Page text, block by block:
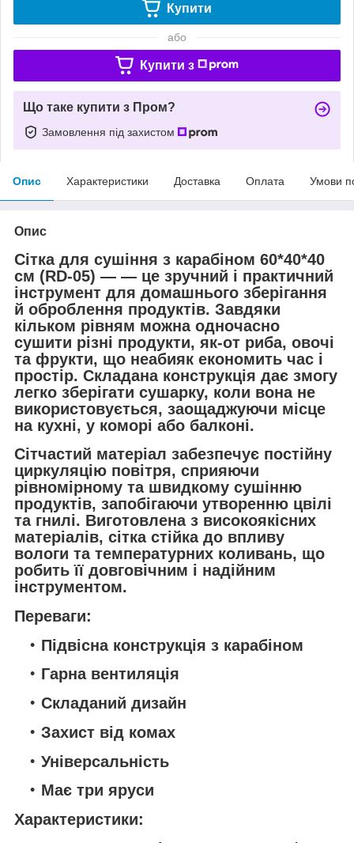
Купити
або
Купити з
Що таке купити з Пром?
Замовлення під захистом
Опис Характеристики Доставка Оплата Умови
Опис
Сітка для сушіння з карабіном 60*40*40
см (RD-05) — — це зручний і практичний
інструмент для домашнього зберігання
й оброблення продуктів. Завдяки
кільком рівням можна одночасно
сушити різні продукти, як-от риба, овочі
та фрукти, що неабияк економить час і
простір. Складана конструкція дає змогу
легко зберігати сушарку, коли вона не
використовується, заощаджуючи місце
на кухні, у коморі або балконі.
Сітчастий матеріал забезпечує постійну
циркуляцію повітря, сприяючи
рівномірному та швидкому сушінню
продуктів, запобігаючи утворенню цвілі
та гнилі. Виготовлена з високоякісних
матеріалів, сітка стійка до впливу
вологи та температурних коливань, що
робить її довговічним і надійним
інструментом.
Переваги:
Підвісна конструкція з карабіном
Гарна вентиляція
Складаний дизайн
Захист від комах
Універсальність
Має три яруси
Характеристики: